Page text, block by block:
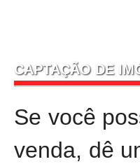
CAPTAÇÃO DE
Se você
venda, dê